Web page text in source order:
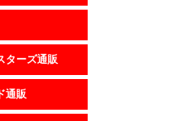
ターズ通販
通販